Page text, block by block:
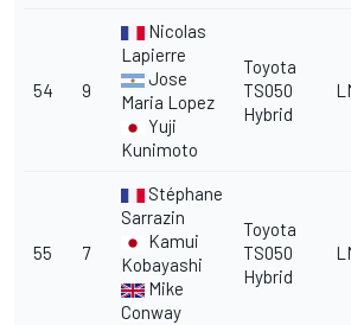
54 9
Nicolas
Lapierre
Jose
Maria Lopez
Yuji
Kunimoto
Toyota
TS050
Hybrid
55 7
Stéphane
Sarrazin
Kamui
Kobayashi
Mike
Conway
Toyota
TS050
Hybrid